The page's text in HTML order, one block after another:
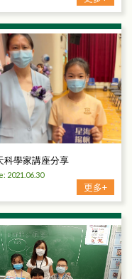
科學家講座分享
2021.06.30
更多+